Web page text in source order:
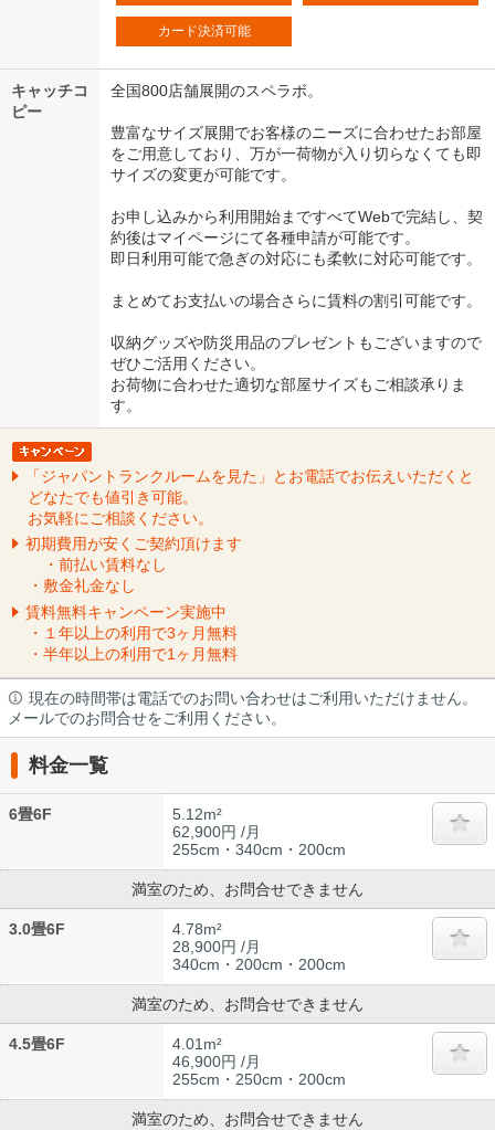
カード決済可能
キャッチコ
ピー
全国800店舗展開のスペラボ。
豊富なサイズ展開でお客様のニーズに合わせたお部屋
をご用意しており、万が一荷物が入り切らなくても即
サイズの変更が可能です。
お申し込みから利用開始まですべてWebで完結し、契
約後はマイページにて各種申請が可能です。
即日利用可能で急ぎの対応にも柔軟に対応可能です。
まとめてお支払いの場合さらに賃料の割引可能です。
収納グッズや防災用品のプレゼントもございますので
ぜひご活用ください。
お荷物に合わせた適切な部屋サイズもご相談承りま
す。
「ジャパントランクルームを見た」とお電話でお伝えいただくと
どなたでも値引き可能。
お気軽にご相談ください。
初期費用が安くご契約頂けます
・前払い賃料なし
・敷金礼金なし
賃料無料キャンペーン実施中
・１年以上の利用で3ヶ月無料
・半年以上の利用で1ヶ月無料
現在の時間帯は電話でのお問い合わせはご利用いただけません。
メールでのお問合せをご利用ください。
料金一覧
6畳6F
5.12m²
62,900円 /月
255cm・340cm・200cm
満室のため、お問合せできません
3.0畳6F
4.78m²
28,900円 /月
340cm・200cm・200cm
満室のため、お問合せできません
4.5畳6F
4.01m²
46,900円 /月
255cm・250cm・200cm
満室のため、お問合せできません